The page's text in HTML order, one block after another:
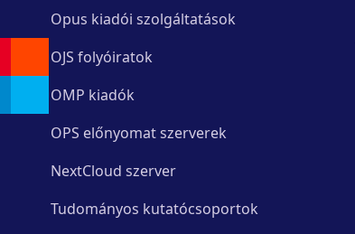
Opus kiadói szolgáltatások
OJS folyóiratok
OMP kiadók
OPS előnyomat szerverek
NextCloud szerver
Tudományos kutatócsoportok